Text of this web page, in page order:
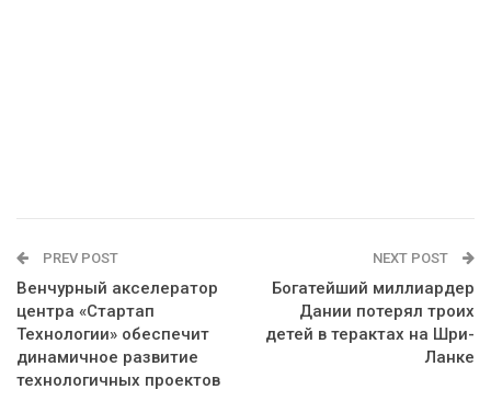
PREV POST
Венчурный акселератор
центра «Стартап
Технологии» обеспечит
динамичное развитие
технологичных проектов
NEXT POST
Богатейший миллиардер
Дании потерял троих
детей в терактах на Шри-
Ланке